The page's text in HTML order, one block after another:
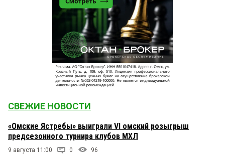
СВЕЖИЕ НОВОСТИ
«Омские Ястребы» выиграли VI омский розыгрыш
предсезонного турнира клубов МХЛ
9 августа 11:00 0 96